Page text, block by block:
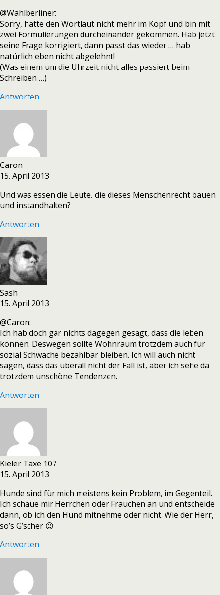
@Wahlberliner:
Sorry, hatte den Wortlaut nicht mehr im Kopf und bin mit
zwei Formulierungen durcheinander gekommen. Hab jetzt
seine Frage korrigiert, dann passt das wieder … hab
natürlich eben nicht abgelehnt!
(Was einem um die Uhrzeit nicht alles passiert beim
Schreiben …)
Antworten
Caron
15. April 2013
Und was essen die Leute, die dieses Menschenrecht bauen
und instandhalten?
Antworten
Sash
15. April 2013
@Caron:
Ich hab doch gar nichts dagegen gesagt, dass die leben
können. Deswegen sollte Wohnraum trotzdem auch für
sozial Schwache bezahlbar bleiben. Ich will auch nicht
sagen, dass das überall nicht der Fall ist, aber ich sehe da
trotzdem unschöne Tendenzen.
Antworten
Kieler Taxe 107
15. April 2013
Hunde sind für mich meistens kein Problem, im Gegenteil.
Ich schaue mir Herrchen oder Frauchen an und entscheide
dann, ob ich den Hund mitnehme oder nicht. Wie der Herr,
so’s G’scher 😉
Antworten